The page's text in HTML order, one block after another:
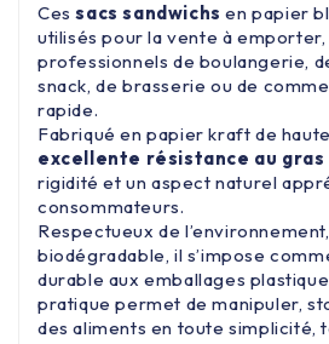
Cessacs sandwichs en papier
utilisés pour la vente à
professionnels de boulangerie,
snack, de brasserie ou de
rapide.
Fabriqué en papier kraft de
excellente résistance au
rigidité et un aspect naturel
consommateurs.
Respectueux de
biodégradable, il s’impose
durable aux emballages
pratique permet de manipuler,
des aliments en toute simplicité,